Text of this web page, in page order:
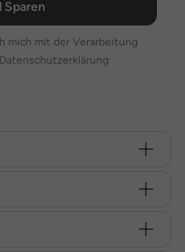
Sparen
mich mit der Verarbeitung